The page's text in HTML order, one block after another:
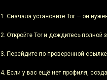
1. Сначала установите Tor — он
2. Откройте Tor и дождитесь полной
3. Перейдите по проверенной
4. Если у вас ещё нет профиля,